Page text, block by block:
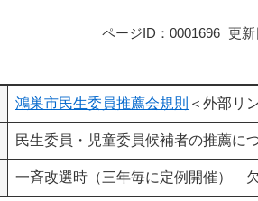
ページID：0001696 更新
鴻巣市民生委員推薦会規則 ＜外部リ
民生委員・児童委員候補者の推薦に
一斉改選時（三年毎に定例開催） 欠